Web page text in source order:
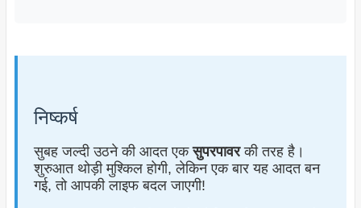
निष्कर्ष
सुबह जल्दी उठने की आदत एकसुपरपावरकी तरह है।
शुरुआत थोड़ी मुश्किल होगी, लेकिन एक बार यह आदत बन
गई, तो आपकी लाइफ बदल जाएगी!